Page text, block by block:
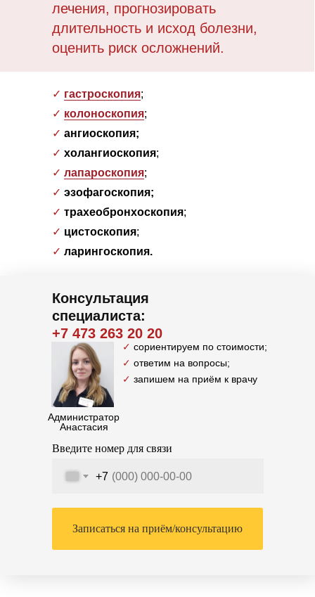
лечения, прогнозировать
длительность и исход болезни,
оценить риск осложнений.
Введите номер для связи
+7
Записаться на приём/консультацию
Администратор
Анастасия
Консультация
специалиста:
+7 473 263 20 20
✓ сориентируем по стоимости;
✓ ответим на вопросы;
✓ запишем на приём к врачу
✓ гастроскопия;
✓ колоноскопия;
✓ ангиоскопия;
✓ холангиоскопия;
✓ лапароскопия;
✓ эзофагоскопия;
✓ трахеобронхоскопия;
✓ цистоскопия;
✓ ларингоскопия.